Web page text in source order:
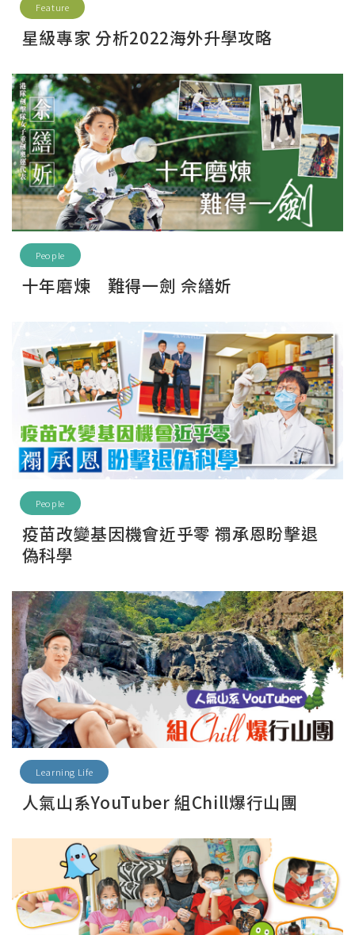
Feature
星級專家 分析2022海外升學攻略
People
十年磨煉 難得一劍 佘繕妡
People
疫苗改變基因機會近乎零 禤承恩盼擊退
偽科學
Learning Life
人氣山系YouTuber 組Chill爆行山團